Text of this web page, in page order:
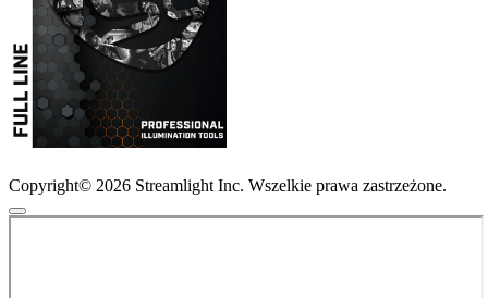
Copyright© 2026 Streamlight Inc. Wszelkie prawa zastrzeżone.